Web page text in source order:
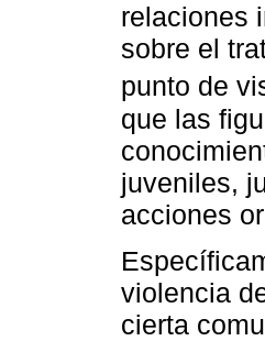
relaciones
sobre el
punto de
que las
juveniles,
acciones
violencia
cierta